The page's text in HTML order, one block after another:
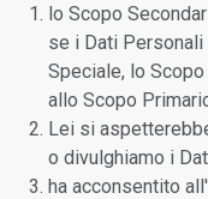
lo Scopo
se i Dati
Speciale, lo
allo Scopo
Lei si
o divulghiamo i
ha acconsentito